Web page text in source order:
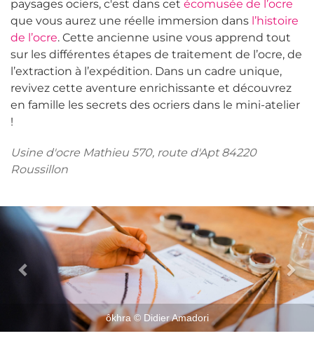
paysages ociers, c'est dans cet écomusée de l’ocre
que vous aurez une réelle immersion dans l’histoire
de l’ocre. Cette ancienne usine vous apprend tout
sur les différentes étapes de traitement de l’ocre, de
l’extraction à l’expédition. Dans un cadre unique,
revivez cette aventure enrichissante et découvrez
en famille les secrets des ocriers dans le mini-atelier
!
Usine d'ocre Mathieu 570, route d'Apt 84220
Roussillon
ôkhra © Didier Amadori